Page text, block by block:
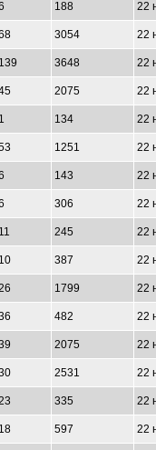
188 22
3054 22
139 3648 22
2075 22
1 134 22
1251 22
143 22
306 22
11 245 22
10 387 22
1799 22
482 22
2075 22
2531 22
335 22
18 597 22